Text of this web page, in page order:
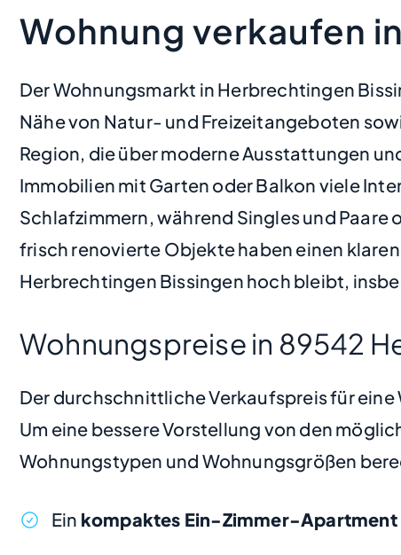
Wohnung verkaufen
Der Wohnungsmarkt in Herbrechtingen
Nähe von Natur- und Freizeitangeboten
Region, die über moderne Ausstattungen
Immobilien mit Garten oder Balkon viele
Schlafzimmern, während Singles und
frisch renovierte Objekte haben einen
Herbrechtingen Bissingen hoch bleibt,
Wohnungspreise in 89542
Der durchschnittliche Verkaufspreis für
Um eine bessere Vorstellung von den
Wohnungstypen und Wohnungsgrößen
Ein kompaktes Ein-Zimmer-Apartment